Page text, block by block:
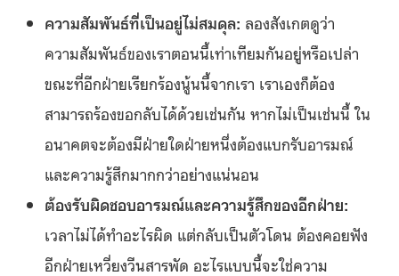
ความสัมพันธ์ที่เป็นอยู่ไม่สมดุล: ลองสังเกตดูว่า
ความสัมพันธ์ของเราตอนนี้เท่าเทียมกันอยู่หรือเปล่า
ขณะที่อีกฝ่ายเรียกร้องนู้นนี้จากเรา เราเองก็ต้อง
สามารถร้องขอกลับได้ด้วยเช่นกัน หากไม่เป็นเช่นนี้ ใน
อนาคตจะต้องมีฝ่ายใดฝ่ายหนึ่งต้องแบกรับอารมณ์
และความรู้สึกมากกว่าอย่างแน่นอน
ต้องรับผิดชอบอารมณ์และความรู้สึกของอีกฝ่าย:
เวลาไม่ได้ทำอะไรผิด แต่กลับเป็นตัวโดน ต้องคอยฟัง
อีกฝ่ายเหวี่ยงวีนสารพัด อะไรแบบนี้จะใช่ความ